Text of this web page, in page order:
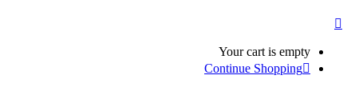
Your cart is empty
Continue Shopping